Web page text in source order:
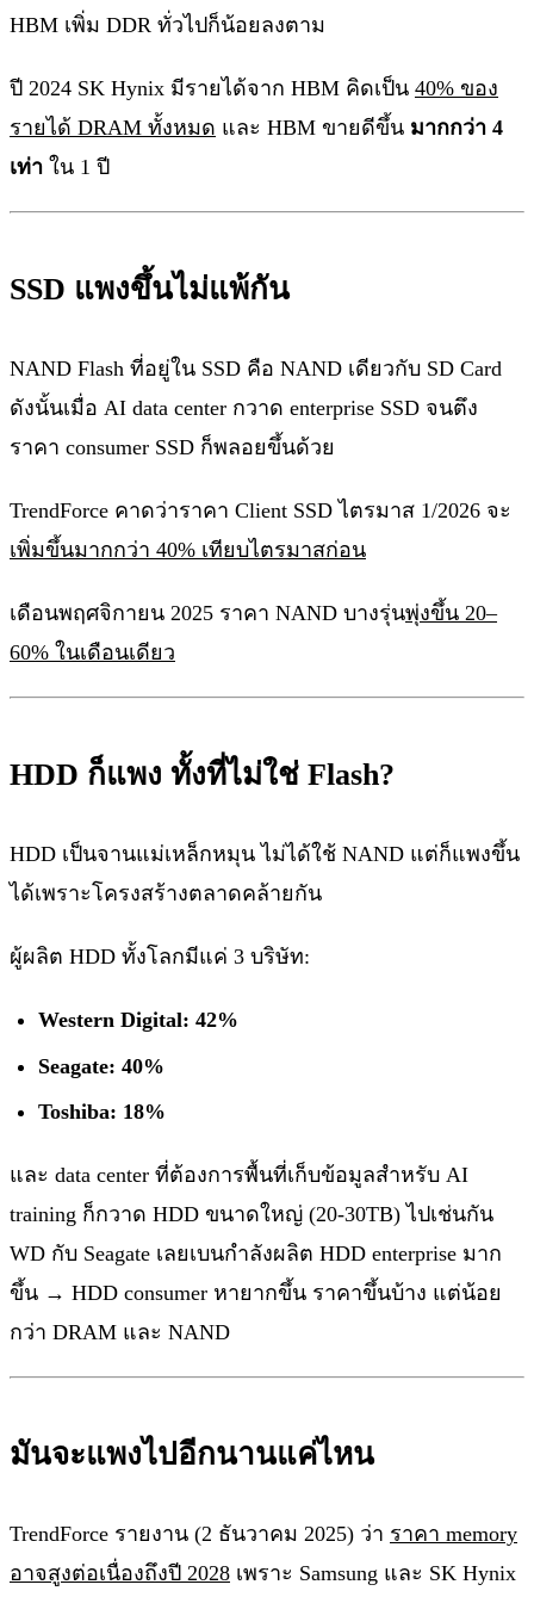
HBM เพิ่ม DDR ทั่วไปก็น้อยลงตาม
ปี 2024 SK Hynix มีรายได้จาก HBM คิดเป็น 40% ของ
รายได้ DRAM ทั้งหมด และ HBM ขายดีขึ้น มากกว่า 4
เท่า ใน 1 ปี
SSD แพงขึ้นไม่แพ้กัน
NAND Flash ที่อยู่ใน SSD คือ NAND เดียวกับ SD Card
ดังนั้นเมื่อ AI data center กวาด enterprise SSD จนตึง
ราคา consumer SSD ก็พลอยขึ้นด้วย
TrendForce คาดว่าราคา Client SSD ไตรมาส 1/2026 จะ
เพิ่มขึ้นมากกว่า 40% เทียบไตรมาสก่อน
เดือนพฤศจิกายน 2025 ราคา NAND บางรุ่นพุ่งขึ้น 20–
60% ในเดือนเดียว
HDD ก็แพง ทั้งที่ไม่ใช่ Flash?
HDD เป็นจานแม่เหล็กหมุน ไม่ได้ใช้ NAND แต่ก็แพงขึ้น
ได้เพราะโครงสร้างตลาดคล้ายกัน
ผู้ผลิต HDD ทั้งโลกมีแค่ 3 บริษัท:
Western Digital: 42%
Seagate: 40%
Toshiba: 18%
และ data center ที่ต้องการพื้นที่เก็บข้อมูลสำหรับ AI
training ก็กวาด HDD ขนาดใหญ่ (20-30TB) ไปเช่นกัน
WD กับ Seagate เลยเบนกำลังผลิต HDD enterprise มาก
ขึ้น → HDD consumer หายากขึ้น ราคาขึ้นบ้าง แต่น้อย
กว่า DRAM และ NAND
มันจะแพงไปอีกนานแค่ไหน
TrendForce รายงาน (2 ธันวาคม 2025) ว่า ราคา memory
อาจสูงต่อเนื่องถึงปี 2028 เพราะ Samsung และ SK Hynix